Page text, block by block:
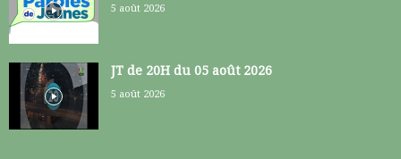
5 août 2026
JT de 20H du 05 août 2026
5 août 2026